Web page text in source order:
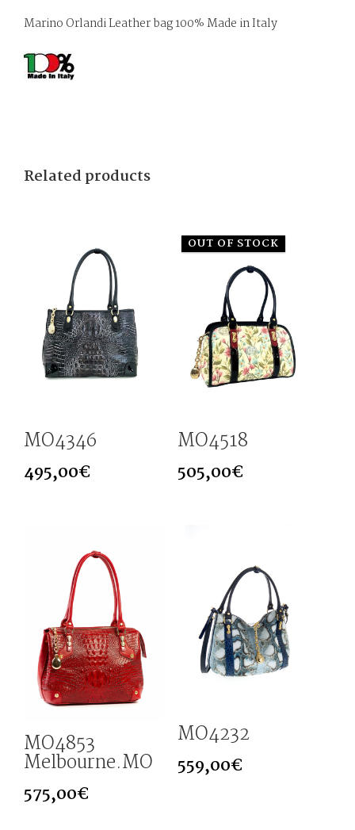
Marino Orlandi Leather bag 100% Made in Italy
Related products
MO4346
495,00€
OUT OF STOCK
MO4518
505,00€
MO4853
Melbourne.MO
575,00€
MO4232
559,00€